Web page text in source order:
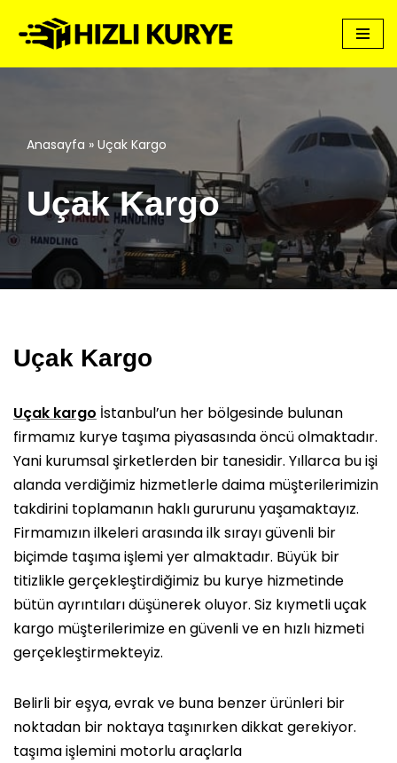
İçeriğe
geç
Anasayfa » Uçak Kargo
Uçak Kargo
Uçak Kargo
Uçak kargo İstanbul’un her bölgesinde bulunan
firmamız kurye taşıma piyasasında öncü olmaktadır.
Yani kurumsal şirketlerden bir tanesidir. Yıllarca bu işi
alanda verdiğimiz hizmetlerle daima müşterilerimizin
takdirini toplamanın haklı gururunu yaşamaktayız.
Firmamızın ilkeleri arasında ilk sırayı güvenli bir
biçimde taşıma işlemi yer almaktadır. Büyük bir
titizlikle gerçekleştirdiğimiz bu kurye hizmetinde
bütün ayrıntıları düşünerek oluyor. Siz kıymetli uçak
kargo müşterilerimize en güvenli ve en hızlı hizmeti
gerçekleştirmekteyiz.
Belirli bir eşya, evrak ve buna benzer ürünleri bir
noktadan bir noktaya taşınırken dikkat gerekiyor.
taşıma işlemini motorlu araçlarla